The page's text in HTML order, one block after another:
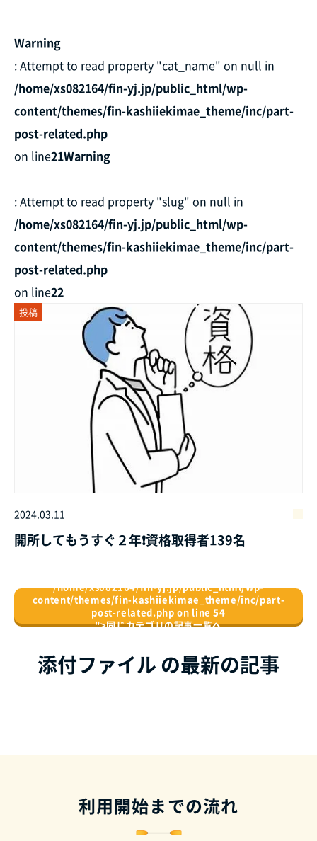
Warning
: Attempt to read property "cat_name" on null in
/home/xs082164/fin-yj.jp/public_html/wp-
content/themes/fin-kashiiekimae_theme/inc/part-
post-related.php
on line21Warning
: Attempt to read property "slug" on null in
/home/xs082164/fin-yj.jp/public_html/wp-
content/themes/fin-kashiiekimae_theme/inc/part-
post-related.php
on line22
投稿
2024.03.11
開所してもうすぐ２年❗資格取得者139名
/home/xs082164/fin-yj.jp/public_html/wp-
content/themes/fin-kashiiekimae_theme/inc/part-
post-related.php on line54
">同じカテゴリの記事⼀覧へ
添付ファイル の最新の記事
利用開始までの流れ